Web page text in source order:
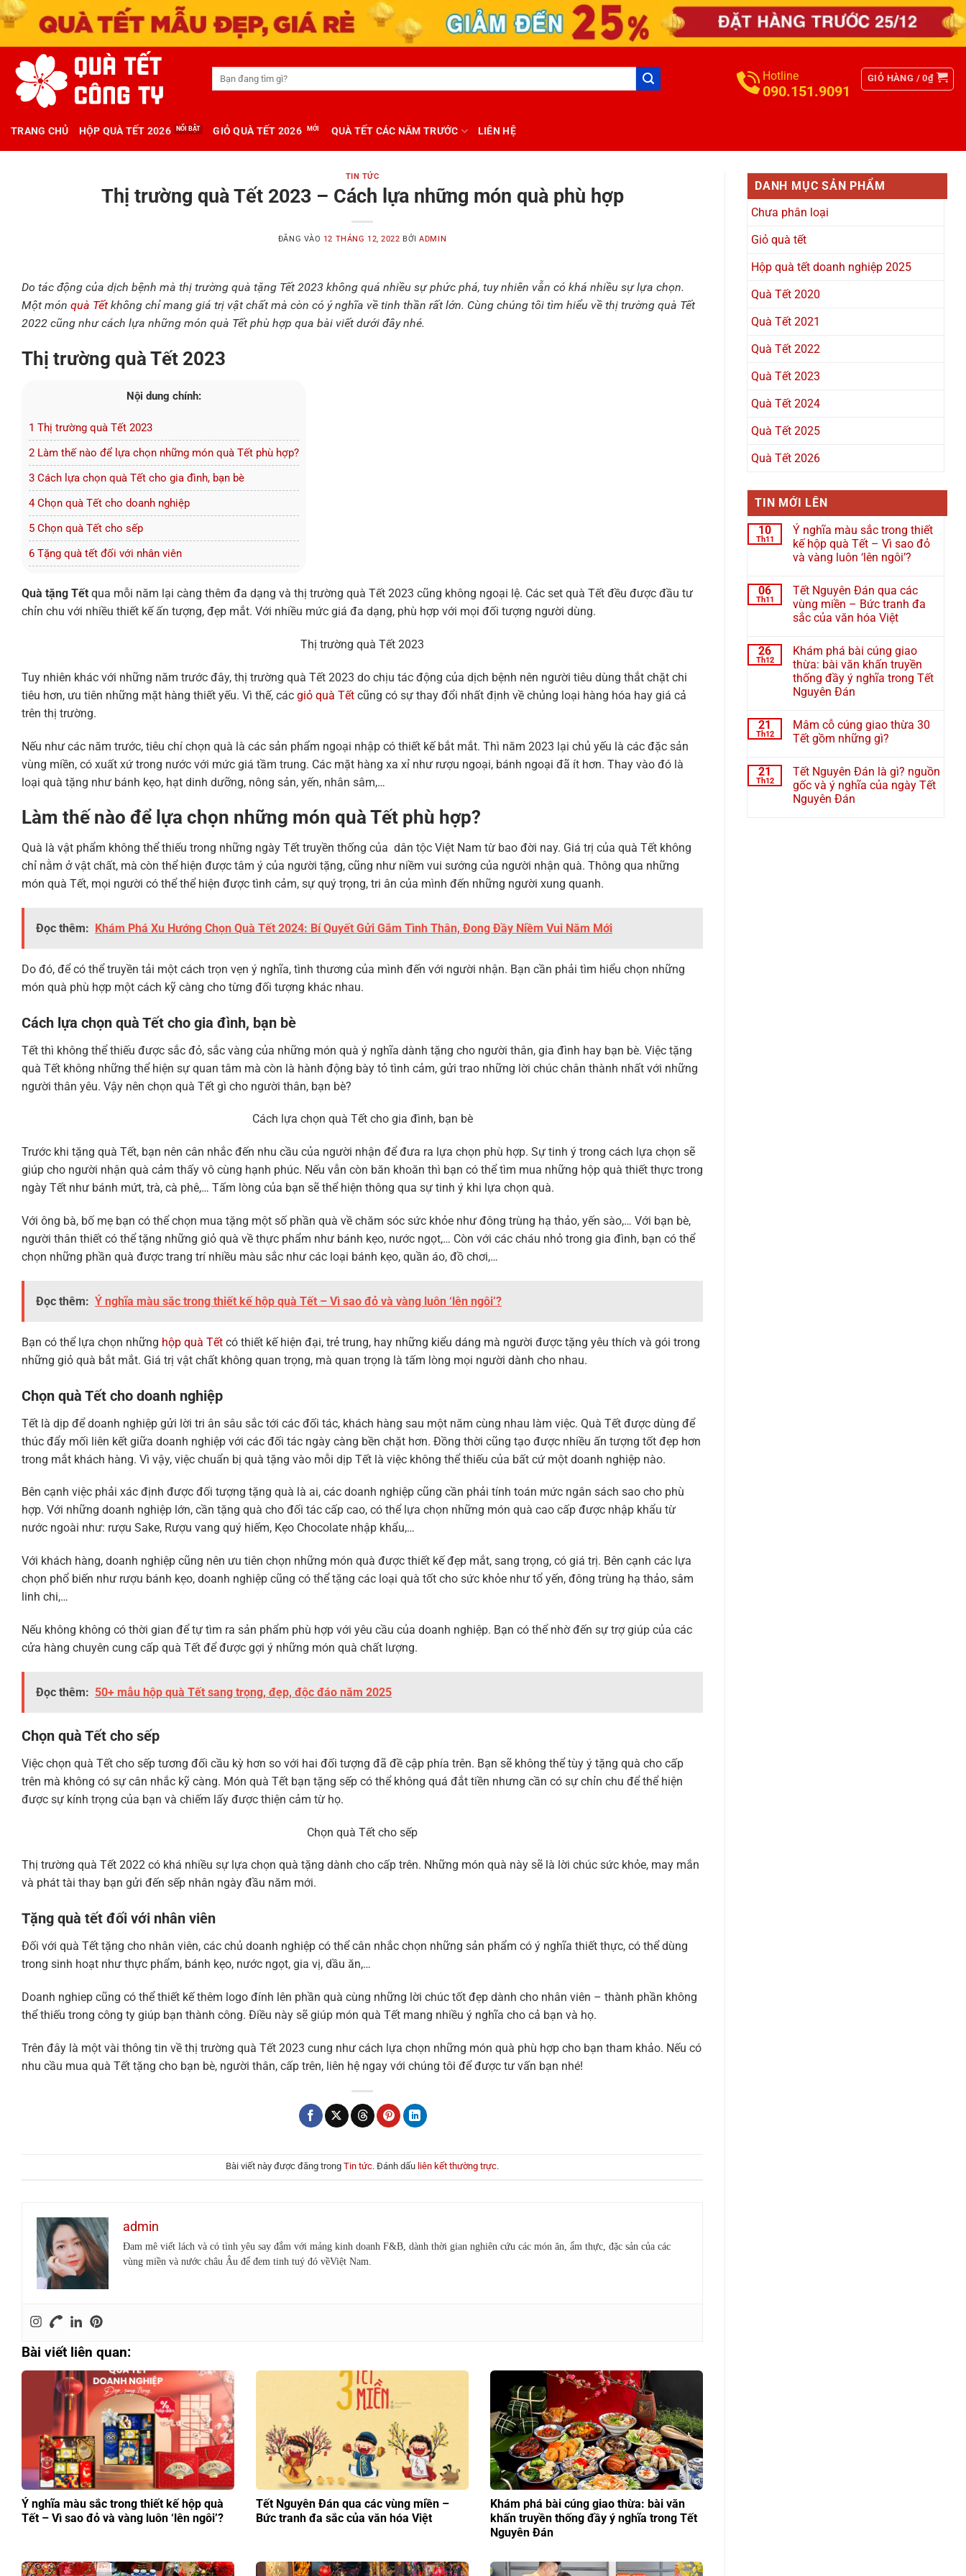
kiếm:
Hotline
090.151.9091
GIỎ HÀNG /0₫
TRANG CHỦ HỘP QUÀ TẾT 2026 GIỎ QUÀ TẾT 2026 QUÀ TẾT CÁC NĂM TRƯỚC LIÊN HỆ
TIN TỨC
Thị trường quà Tết 2023 – Cách lựa những món quà phù hợp
ĐĂNG VÀO 12 THÁNG 12, 2022 BỞIADMIN
Do tác động của dịch bệnh mà thị trường quà tặng Tết 2023 không quá nhiều sự phức phá, tuy nhiên vẫn có khá nhiều sự lựa chọn.
Một món quà Tết không chỉ mang giá trị vật chất mà còn có ý nghĩa về tinh thần rất lớn. Cùng chúng tôi tìm hiểu về thị trường quà Tết
2022 cũng như cách lựa những món quà Tết phù hợp qua bài viết dưới đây nhé.
Thị trường quà Tết 2023
Nội dung chính:
1 Thị trường quà Tết 2023
2 Làm thế nào để lựa chọn những món quà Tết phù hợp?
3 Cách lựa chọn quà Tết cho gia đình, bạn bè
4 Chọn quà Tết cho doanh nghiệp
5 Chọn quà Tết cho sếp
6 Tặng quà tết đối với nhân viên
Quà tặng Tết qua mỗi năm lại càng thêm đa dạng và thị trường quà Tết 2023 cũng không ngoại lệ. Các set quà Tết đều được đầu tư
chỉn chu với nhiều thiết kế ấn tượng, đẹp mắt. Với nhiều mức giá đa dạng, phù hợp với mọi đối tượng người dùng.
Thị trường quà Tết 2023
Tuy nhiên khác với những năm trước đây, thị trường quà Tết 2023 do chịu tác động của dịch bệnh nên người tiêu dùng thắt chặt chi
tiêu hơn, ưu tiên những mặt hàng thiết yếu. Vì thế, các giỏ quà Tết cũng có sự thay đổi nhất định về chủng loại hàng hóa hay giá cả
trên thị trường.
Nếu như các năm trước, tiêu chí chọn quà là các sản phẩm ngoại nhập có thiết kế bắt mắt. Thì năm 2023 lại chủ yếu là các đặc sản
vùng miền, có xuất xứ trong nước với mức giá tầm trung. Các mặt hàng xa xỉ như rượu ngoại, bánh ngoại đã ít hơn. Thay vào đó là
loại quà tặng như bánh kẹo, hạt dinh dưỡng, nông sản, yến, nhân sâm,…
Làm thế nào để lựa chọn những món quà Tết phù hợp?
Quà là vật phẩm không thể thiếu trong những ngày Tết truyền thống của dân tộc Việt Nam từ bao đời nay. Giá trị của quà Tết không
chỉ nằm ở vật chất, mà còn thể hiện được tâm ý của người tặng, cũng như niềm vui sướng của người nhận quà. Thông qua những
món quà Tết, mọi người có thể thể hiện được tình cảm, sự quý trọng, tri ân của mình đến những người xung quanh.
Đọc thêm: Khám Phá Xu Hướng Chọn Quà Tết 2024: Bí Quyết Gửi Gắm Tình Thân, Đong Đầy Niềm Vui Năm Mới
Do đó, để có thể truyền tải một cách trọn vẹn ý nghĩa, tình thương của mình đến với người nhận. Bạn cần phải tìm hiểu chọn những
món quà phù hợp một cách kỹ càng cho từng đối tượng khác nhau.
Cách lựa chọn quà Tết cho gia đình, bạn bè
Tết thì không thể thiếu được sắc đỏ, sắc vàng của những món quà ý nghĩa dành tặng cho người thân, gia đình hay bạn bè. Việc tặng
quà Tết không những thể hiện sự quan tâm mà còn là hành động bày tỏ tình cảm, gửi trao những lời chúc chân thành nhất với những
người thân yêu. Vậy nên chọn quà Tết gì cho người thân, bạn bè?
Cách lựa chọn quà Tết cho gia đình, bạn bè
Trước khi tặng quà Tết, bạn nên cân nhắc đến nhu cầu của người nhận để đưa ra lựa chọn phù hợp. Sự tinh ý trong cách lựa chọn sẽ
giúp cho người nhận quà cảm thấy vô cùng hạnh phúc. Nếu vẫn còn băn khoăn thì bạn có thể tìm mua những hộp quà thiết thực trong
ngày Tết như bánh mứt, trà, cà phê,… Tấm lòng của bạn sẽ thể hiện thông qua sự tinh ý khi lựa chọn quà.
Với ông bà, bố mẹ bạn có thể chọn mua tặng một số phần quà về chăm sóc sức khỏe như đông trùng hạ thảo, yến sào,… Với bạn bè,
người thân thiết có thể tặng những giỏ quà về thực phẩm như bánh kẹo, nước ngọt,… Còn với các cháu nhỏ trong gia đình, bạn có thể
chọn những phần quà được trang trí nhiều màu sắc như các loại bánh kẹo, quần áo, đồ chơi,…
Đọc thêm: Ý nghĩa màu sắc trong thiết kế hộp quà Tết – Vì sao đỏ và vàng luôn ‘lên ngôi’?
Bạn có thể lựa chọn những hộp quà Tết có thiết kế hiện đại, trẻ trung, hay những kiểu dáng mà người được tặng yêu thích và gói trong
những giỏ quà bắt mắt. Giá trị vật chất không quan trọng, mà quan trọng là tấm lòng mọi người dành cho nhau.
Chọn quà Tết cho doanh nghiệp
Tết là dịp để doanh nghiệp gửi lời tri ân sâu sắc tới các đối tác, khách hàng sau một năm cùng nhau làm việc. Quà Tết được dùng để
thúc đẩy mối liên kết giữa doanh nghiệp với các đối tác ngày càng bền chặt hơn. Đồng thời cũng tạo được nhiều ấn tượng tốt đẹp hơn
trong mắt khách hàng. Vì vậy, việc chuẩn bị quà tặng vào mỗi dịp Tết là việc không thể thiếu của bất cứ một doanh nghiệp nào.
Bên cạnh việc phải xác định được đối tượng tặng quà là ai, các doanh nghiệp cũng cần phải tính toán mức ngân sách sao cho phù
hợp. Với những doanh nghiệp lớn, cần tặng quà cho đối tác cấp cao, có thể lựa chọn những món quà cao cấp được nhập khẩu từ
nước ngoài như: rượu Sake, Rượu vang quý hiếm, Kẹo Chocolate nhập khẩu,…
Với khách hàng, doanh nghiệp cũng nên ưu tiên chọn những món quà được thiết kế đẹp mắt, sang trọng, có giá trị. Bên cạnh các lựa
chọn phổ biến như rượu bánh kẹo, doanh nghiệp cũng có thể tặng các loại quà tốt cho sức khỏe như tổ yến, đông trùng hạ thảo, sâm
linh chi,…
Nếu không không có thời gian để tự tìm ra sản phẩm phù hợp với yêu cầu của doanh nghiệp. Bạn có thể nhờ đến sự trợ giúp của các
cửa hàng chuyên cung cấp quà Tết để được gợi ý những món quà chất lượng.
Đọc thêm: 50+ mẫu hộp quà Tết sang trọng, đẹp, độc đáo năm 2025
Chọn quà Tết cho sếp
Việc chọn quà Tết cho sếp tương đối cầu kỳ hơn so với hai đối tượng đã đề cập phía trên. Bạn sẽ không thể tùy ý tặng quà cho cấp
trên mà không có sự cân nhắc kỹ càng. Món quà Tết bạn tặng sếp có thể không quá đắt tiền nhưng cần có sự chỉn chu để thể hiện
được sự kính trọng của bạn và chiếm lấy được thiện cảm từ họ.
Chọn quà Tết cho sếp
Thị trường quà Tết 2022 có khá nhiều sự lựa chọn quà tặng dành cho cấp trên. Những món quà này sẽ là lời chúc sức khỏe, may mắn
và phát tài thay bạn gửi đến sếp nhân ngày đầu năm mới.
Tặng quà tết đối với nhân viên
Đối với quà Tết tặng cho nhân viên, các chủ doanh nghiệp có thể cân nhắc chọn những sản phẩm có ý nghĩa thiết thực, có thể dùng
trong sinh hoạt như thực phẩm, bánh kẹo, nước ngọt, gia vị, dầu ăn,…
Doanh nghiep cũng có thể thiết kế thêm logo đính lên phần quà cùng những lời chúc tốt đẹp dành cho nhân viên – thành phần không
thể thiếu trong công ty giúp bạn thành công. Điều này sẽ giúp món quà Tết mang nhiều ý nghĩa cho cả bạn và họ.
Trên đây là một vài thông tin về thị trường quà Tết 2023 cung như cách lựa chọn những món quà phù hợp cho bạn tham khảo. Nếu có
nhu cầu mua quà Tết tặng cho bạn bè, người thân, cấp trên, liên hệ ngay với chúng tôi để được tư vấn bạn nhé!
Bài viết này được đăng trong Tin tức. Đánh dấu liên kết thường trực.
admin
Đam mê viết lách và có tình yêu say đắm với mảng kinh doanh F&B, dành thời gian nghiên cứu các món ăn, ẩm thực, đặc sản của các
vùng miền và nước châu Âu để đem tinh tuý đó vềViệt Nam.
Bài viết liên quan:
Ý nghĩa màu sắc trong thiết kế hộp quà
Tết – Vì sao đỏ và vàng luôn ‘lên ngôi’?
Tết Nguyên Đán qua các vùng miền –
Bức tranh đa sắc của văn hóa Việt
Khám phá bài cúng giao thừa: bài văn
khấn truyền thống đầy ý nghĩa trong Tết
Nguyên Đán
DANH MỤC SẢN PHẨM
Chưa phân loại
Giỏ quà tết
Hộp quà tết doanh nghiệp 2025
Quà Tết 2020
Quà Tết 2021
Quà Tết 2022
Quà Tết 2023
Quà Tết 2024
Quà Tết 2025
Quà Tết 2026
TIN MỚI LÊN
10
Th11
Ý nghĩa màu sắc trong thiết
kế hộp quà Tết – Vì sao đỏ
và vàng luôn ‘lên ngôi’?
06
Th11
Tết Nguyên Đán qua các
vùng miền – Bức tranh đa
sắc của văn hóa Việt
26
Th12
Khám phá bài cúng giao
thừa: bài văn khấn truyền
thống đầy ý nghĩa trong Tết
Nguyên Đán
21
Th12
Mâm cỗ cúng giao thừa 30
Tết gồm những gì?
21
Th12
Tết Nguyên Đán là gì? nguồn
gốc và ý nghĩa của ngày Tết
Nguyên Đán